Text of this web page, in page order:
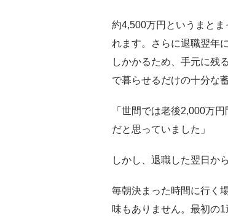
約4,500万円というまとま
れます。さらに退職翌年
しかかるため、手元に残
で暮らせるだけの十分な
「世間では老後2,000万
だと思っていました」
しかし、退職した翌日か
毎朝決まった時間に行く
味もありません。最初の